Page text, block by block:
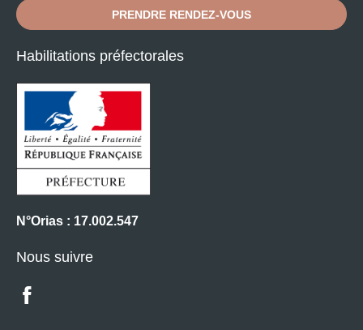
PRENDRE RENDEZ-VOUS
Habilitations préfectorales
N°Orias : 17.002.547
Nous suivre